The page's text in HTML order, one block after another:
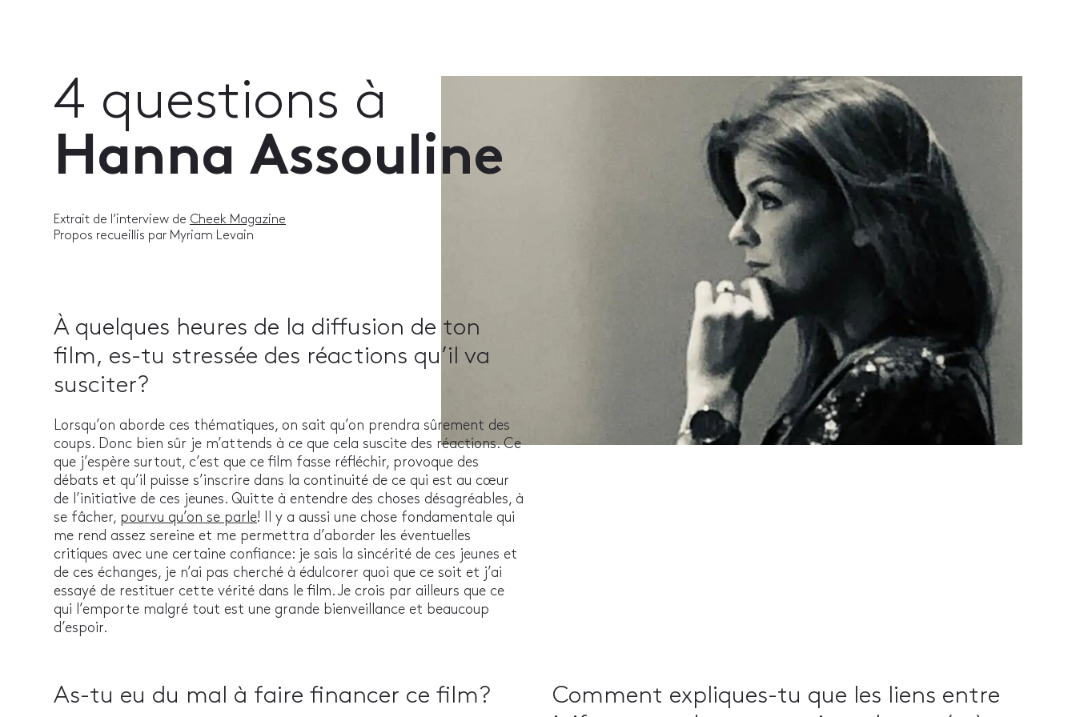
4 questions à
Hanna Assouline
Extrait de l’interview de Cheek Magazine
Propos recueillis par Myriam Levain
À quelques heures de la diffusion de ton
film, es-tu stressée des réactions qu’il va
susciter?
Lorsqu’on aborde ces thématiques, on sait qu’on prendra sûrement des
coups. Donc bien sûr je m’attends à ce que cela suscite des réactions. Ce
que j’espère surtout, c’est que ce film fasse réfléchir, provoque des
débats et qu’il puisse s’inscrire dans la continuité de ce qui est au cœur
de l’initiative de ces jeunes. Quitte à entendre des choses désagréables, à
se fâcher, pourvu qu’on se parle! Il y a aussi une chose fondamentale qui
me rend assez sereine et me permettra d’aborder les éventuelles
critiques avec une certaine confiance: je sais la sincérité de ces jeunes et
de ces échanges, je n’ai pas cherché à édulcorer quoi que ce soit et j’ai
essayé de restituer cette vérité dans le film. Je crois par ailleurs que ce
qui l’emporte malgré tout est une grande bienveillance et beaucoup
d’espoir.
As-tu eu du mal à faire financer ce film?
Comment expliques-tu que les liens entre